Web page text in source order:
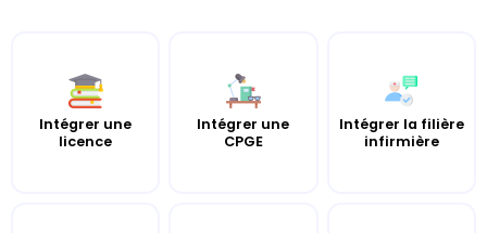
Intégrer une
licence
Intégrer une
CPGE
Intégrer la filière
infirmière